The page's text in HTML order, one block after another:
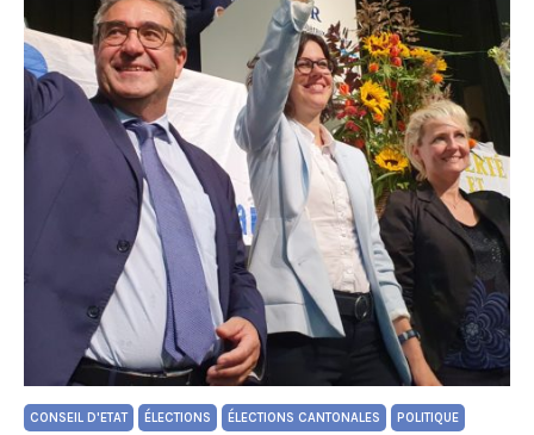
CONSEIL D'ETAT ÉLECTIONS ÉLECTIONS CANTONALES POLITIQUE